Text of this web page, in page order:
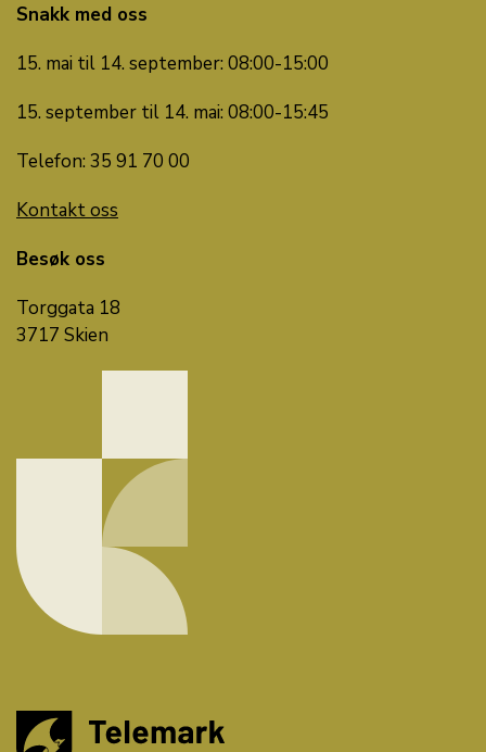
Snakk med oss
15. mai til 14. september: 08:00-15:00
15. september til 14. mai: 08:00-15:45
Telefon: 35 91 70 00
Kontakt oss
Besøk oss
Torggata 18
3717 Skien